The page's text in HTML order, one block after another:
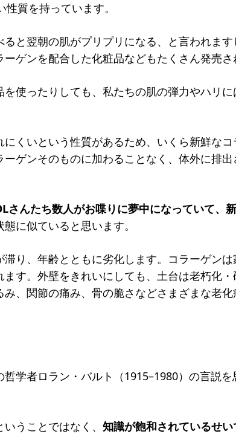
質を持っています。
と翌朝の肌がプリプリになる、と言われま
ゲンを配合した化粧品などもたくさん発売さ
使ったりしても、私たちの肌の弾力やハリ
くいという性質があるため、いくら新鮮な
ゲンそのものに加わることなく、体外に排出
さんたち数人がお喋りに夢中になっていて、
態に似ていると思います。
り、年齢とともに劣化します。コラーゲンは
す。外壁をきれいにしても、土台は老朽化
、関節の痛み、骨の脆さなどさまざまな老化
学者ロラン・バルト（1915–1980）の言説を
うことではなく、 知識が飽和されているせ